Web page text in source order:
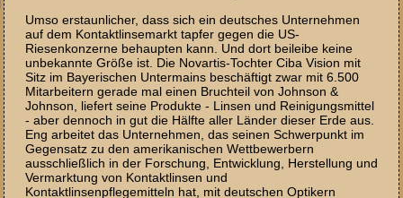
Umso erstaunlicher, dass sich ein deutsches Unternehmen
auf dem Kontaktlinsemarkt tapfer gegen die US-
Riesenkonzerne behaupten kann. Und dort beileibe keine
unbekannte Größe ist. Die Novartis-Tochter Ciba Vision mit
Sitz im Bayerischen Untermains beschäftigt zwar mit 6.500
Mitarbeitern gerade mal einen Bruchteil von Johnson &
Johnson, liefert seine Produkte - Linsen und Reinigungsmittel
- aber dennoch in gut die Hälfte aller Länder dieser Erde aus.
Eng arbeitet das Unternehmen, das seinen Schwerpunkt im
Gegensatz zu den amerikanischen Wettbewerbern
ausschließlich in der Forschung, Entwicklung, Herstellung und
Vermarktung von Kontaktlinsen und
Kontaktlinsenpflegemitteln hat, mit deutschen Optikern